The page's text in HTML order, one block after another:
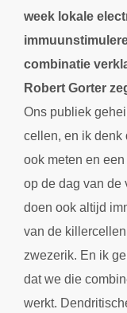
week lokale
combinatie
Robert Gorter
Ons publiek
cellen, en ik denk
ook meten en
op de dag van de
doen ook altijd
van de
zwezerik. En ik
dat we die
werkt.